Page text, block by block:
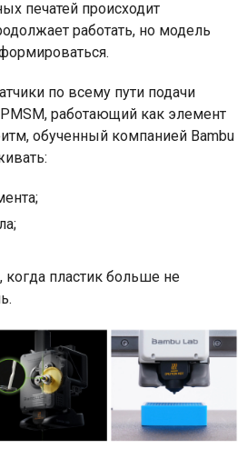
печатей происходит
работать, но модель
по всему пути подачи
PMSM, работающий как элемент
обученный компанией Bambu
когда пластик больше не